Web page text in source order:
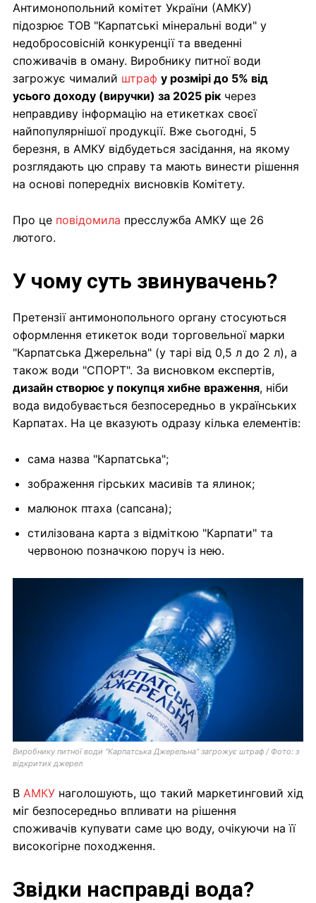
Антимонопольний комітет України (АМКУ)
підозрює ТОВ "Карпатські мінеральні води" у
недобросовісній конкуренції та введенні
споживачів в оману. Виробнику питної води
загрожує чималий штраф у розмірі до 5% від
усього доходу (виручки) за 2025 рік через
неправдиву інформацію на етикетках своєї
найпопулярнішої продукції. Вже сьогодні, 5
березня, в АМКУ відбудеться засідання, на якому
розглядають цю справу та мають винести рішення
на основі попередніх висновків Комітету.
Про це повідомила пресслужба АМКУ ще 26
лютого.
У чому суть звинувачень?
Претензії антимонопольного органу стосуються
оформлення етикеток води торговельної марки
"Карпатська Джерельна" (у тарі від 0,5 л до 2 л), а
також води "СПОРТ". За висновком експертів,
дизайн створює у покупця хибне враження, ніби
вода видобувається безпосередньо в українських
Карпатах. На це вказують одразу кілька елементів:
сама назва "Карпатська";
зображення гірських масивів та ялинок;
малюнок птаха (сапсана);
стилізована карта з відміткою "Карпати" та
червоною позначкою поруч із нею.
Виробнику питної води "Карпатська Джерельна" загрожує штраф / Фото: з
відкритих джерел
В АМКУ наголошують, що такий маркетинговий хід
міг безпосередньо впливати на рішення
споживачів купувати саме цю воду, очікуючи на її
високогірне походження.
Звідки насправді вода?